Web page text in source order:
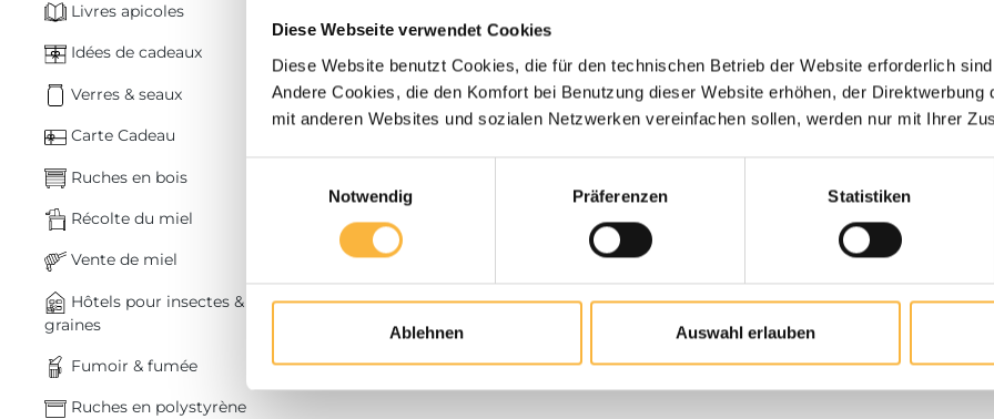
Diese Webseite verwendet Cookies
Diese Website benutzt Cookies, die für den technischen Betrieb der Website erforderlich
Andere Cookies, die den Komfort bei Benutzung dieser Website erhöhen, der Direktwerbung
mit anderen Websites und sozialen Netzwerken vereinfachen sollen, werden nur mit Ihrer
Notwendig
Präferenzen Statistiken
Ablehnen Auswahl erlauben
Livres apicoles
Idées de cadeaux
Verres & seaux
Carte Cadeau
Ruches en bois
Récolte du miel
Vente de miel
Hôtels pour insectes &
graines
Fumoir & fumée
Ruches en polystyrène
de 9,60 €*
Prix dégressifs
Plus d’infos
Quantité de produit : Entrez la quantité
Ajouter au panier
5,90 €*
Minkenhus® Honey
Vinegar
Plus d’infos
Quantité de